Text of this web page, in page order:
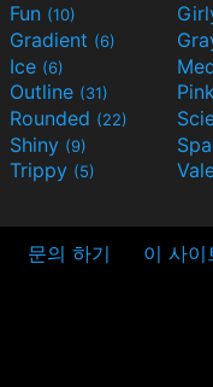
Fun (10)
Gradient (6)
Ice (6)
Outline (31)
Rounded (22)
Shiny (9)
Trippy (5)
문의 하기 이 사이